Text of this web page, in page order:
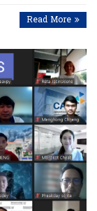
Read More